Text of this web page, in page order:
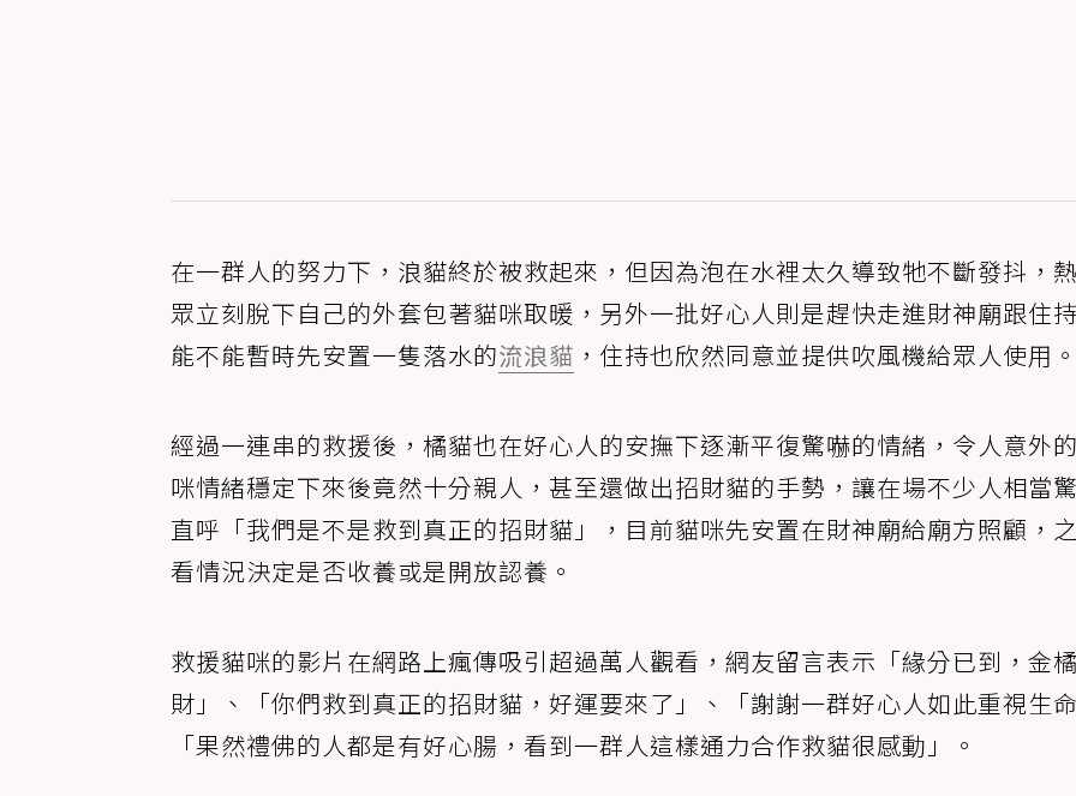
在一群人的努力下，浪貓終於被救起來，但因為泡在水裡太久導致牠不斷發抖，
眾立刻脫下自己的外套包著貓咪取暖，另外一批好心人則是趕快走進財神廟跟住
能不能暫時先安置一隻落水的流浪貓 ，住持也欣然同意並提供吹風機給眾人使用。
經過一連串的救援後，橘貓也在好心人的安撫下逐漸平復驚嚇的情緒，令人意外
咪情緒穩定下來後竟然十分親人，甚至還做出招財貓的手勢，讓在場不少人相當驚
直呼「我們是不是救到真正的招財貓」，目前貓咪先安置在財神廟給廟方照顧，
看情況決定是否收養或是開放認養。
救援貓咪的影片在網路上瘋傳吸引超過萬人觀看，網友留言表示「緣分已到，金
財」、「你們救到真正的招財貓，好運要來了」、「謝謝一群好心人如此重視生
「果然禮佛的人都是有好心腸，看到一群人這樣通力合作救貓很感動」。